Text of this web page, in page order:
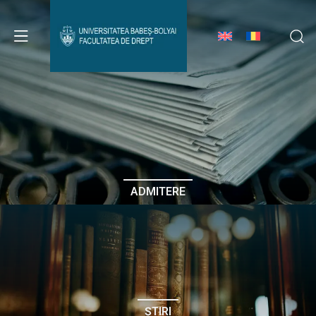
Avizier Studenți
Studii
Admitere
Erasmus & Internațional
Despre Facultate
ADMITERE
ȘTIRI